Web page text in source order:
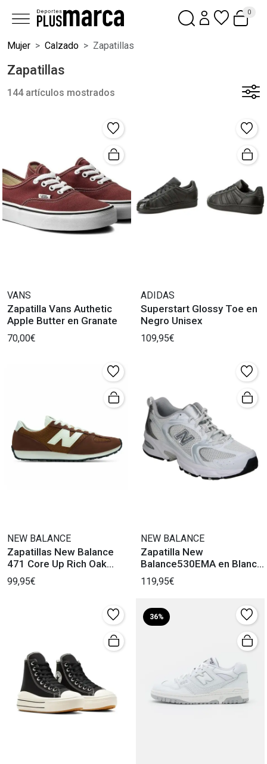
0
Mujer Calzado Zapatillas
Zapatillas
144 artículos mostrados
VANS
Zapatilla Vans Authetic
Apple Butter en Granate
70,00€
ADIDAS
Superstart Glossy Toe en
Negro Unisex
109,95€
NEW BALANCE
Zapatillas New Balance
471 Core Up Rich Oak
breakfast Tea
99,95€
NEW BALANCE
Zapatilla New
Balance530EMA en Blanco
y Plata Mujer
119,95€
36%